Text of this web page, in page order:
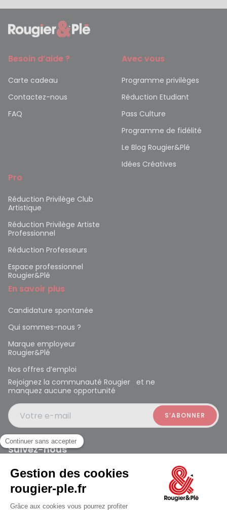
Ferme à 19:00
Besoin d’aide ?
Carte cadeau
Contactez-nous
FAQ
Avec vous
Programme privilèges
Réduction Etudiant
Pass Culture
Programme de fidélité
Le Blog Rougier&Plé
Idées Créatives
Pro
Réduction Privilège Club
Artistique
Réduction Privilège Artiste
Professionnel
Réduction Professeurs
Espace professionnel
Rougier&Plé
En savoir plus
Candidature spontanée
Qui sommes-nous ?
Marque employeur
Rougier&Plé
Nos offres d’emploi
Rejoignez la communauté Rougier et ne
manquez aucune opportunité
Votre e-mail
Suivez-nous
Rougier et Plé 2024 Copyright